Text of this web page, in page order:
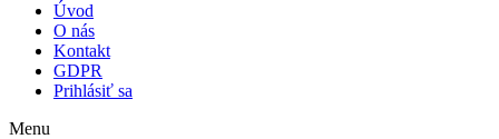
Úvod
O nás
Kontakt
GDPR
Prihlásiť sa
Menu